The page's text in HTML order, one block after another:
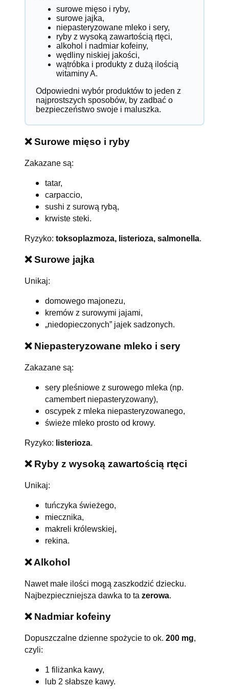
surowe mięso i ryby,
surowe jajka,
niepasteryzowane mleko i sery,
ryby z wysoką zawartością rtęci,
alkohol i nadmiar kofeiny,
wędliny niskiej jakości,
wątróbka i produkty z dużą ilością
witaminy A.
Odpowiedni wybór produktów to jeden z
najprostszych sposobów, by zadbać o
bezpieczeństwo swoje i maluszka.
❌ Surowe mięso i ryby
Zakazane są:
tatar,
carpaccio,
sushi z surową rybą,
krwiste steki.
Ryzyko: toksoplazmoza, listerioza, salmonella.
❌ Surowe jajka
Unikaj:
domowego majonezu,
kremów z surowymi jajami,
„niedopieczonych” jajek sadzonych.
❌ Niepasteryzowane mleko i sery
Zakazane są:
sery pleśniowe z surowego mleka (np.
camembert niepasteryzowany),
oscypek z mleka niepasteryzowanego,
świeże mleko prosto od krowy.
Ryzyko: listerioza.
❌ Ryby z wysoką zawartością rtęci
Unikaj:
tuńczyka świeżego,
miecznika,
makreli królewskiej,
rekina.
❌ Alkohol
Nawet małe ilości mogą zaszkodzić dziecku.
Najbezpieczniejsza dawka to ta zerowa.
❌ Nadmiar kofeiny
Dopuszczalne dzienne spożycie to ok. 200 mg,
czyli:
1 filiżanka kawy,
lub 2 słabsze kawy.